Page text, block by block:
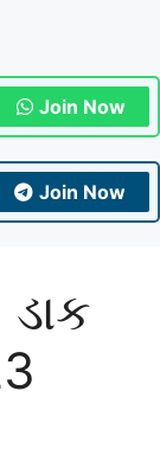
Join Now
Join Now